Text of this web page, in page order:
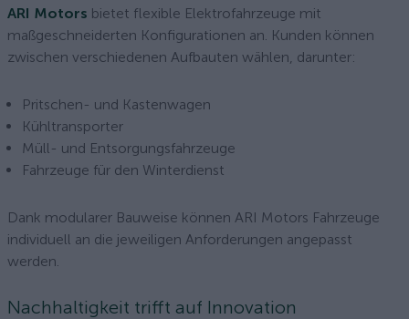
ARI Motors bietet flexible Elektrofahrzeuge mit
maßgeschneiderten Konfigurationen an. Kunden können
zwischen verschiedenen Aufbauten wählen, darunter:
Pritschen- und Kastenwagen
Kühltransporter
Müll- und Entsorgungsfahrzeuge
Fahrzeuge für den Winterdienst
Dank modularer Bauweise können ARI Motors Fahrzeuge
individuell an die jeweiligen Anforderungen angepasst
werden.
Nachhaltigkeit trifft auf Innovation